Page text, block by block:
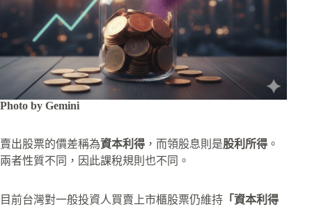
Photo by Gemini
賣出股票的價差稱為資本利得 ，而領股息則是股利所得 。
兩者性質不同，因此課稅規則也不同。
目前台灣對一般投資人買賣上市櫃股票仍維持 「資本利得